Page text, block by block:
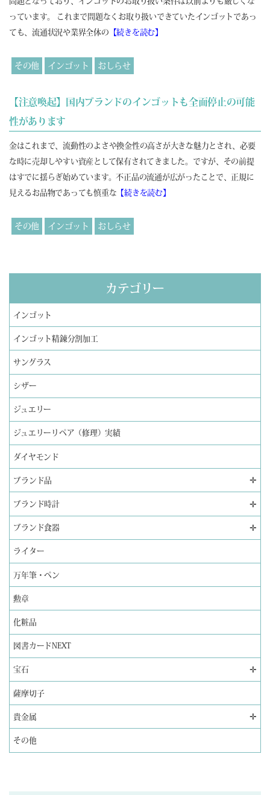
っています。 これまで問題なくお取り扱いできていたインゴットであっ
ても、流通状況や業界全体の 【続きを読む】
その他 インゴット おしらせ
【注意喚起】国内ブランドのインゴットも全面停止の可能
性があります
金はこれまで、流動性のよさや換金性の高さが大きな魅力とされ、必要
な時に売却しやすい資産として保有されてきました。ですが、その前提
はすでに揺らぎ始めています。不正品の流通が広がったことで、正規に
見えるお品物であっても慎重な 【続きを読む】
その他 インゴット おしらせ
カテゴリー
インゴット
インゴット精錬分割加工
サングラス
シザー
ジュエリー
ジュエリーリペア（修理）実績
ダイヤモンド
ブランド品 ✛
ブランド時計 ✛
ブランド食器 ✛
ライター
万年筆・ペン
勲章
化粧品
図書カードNEXT
宝石 ✛
薩摩切子
貴金属 ✛
その他